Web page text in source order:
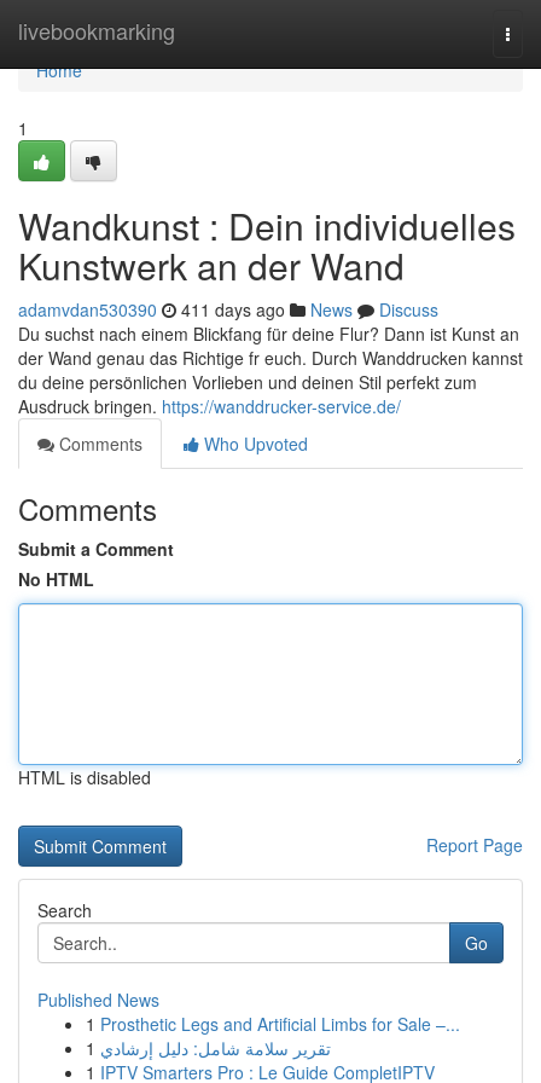
livebookmarking
Home
Home
1
Wandkunst : Dein individuelles
Kunstwerk an der Wand
adamvdan530390 411 days ago News
Discuss
Du suchst nach einem Blickfang für deine Flur? Dann ist Kunst an
der Wand genau das Richtige fr euch. Durch Wanddrucken kannst
du deine persönlichen Vorlieben und deinen Stil perfekt zum
Ausdruck bringen. https://wanddrucker-service.de/
Comments
Who Upvoted
Comments
Submit a Comment
No HTML
HTML is disabled
Report Page
Search
Go
Published News
1 Prosthetic Legs and Artificial Limbs for Sale –...
1 تقرير سلامة شامل: دليل إرشادي
1 IPTV Smarters Pro : Le Guide CompletIPTV